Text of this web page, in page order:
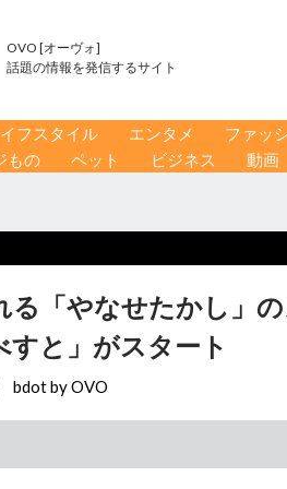
OVO [オーヴォ]
話題の情報を発信するサイト
フスタイル エンタメ ファッ
もの ペット ビジネス 動画
る「やなせたかし」
すと」がスタート
bdot by OVO